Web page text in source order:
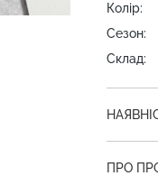
Колір:
Сезон:
Склад:
ПРО